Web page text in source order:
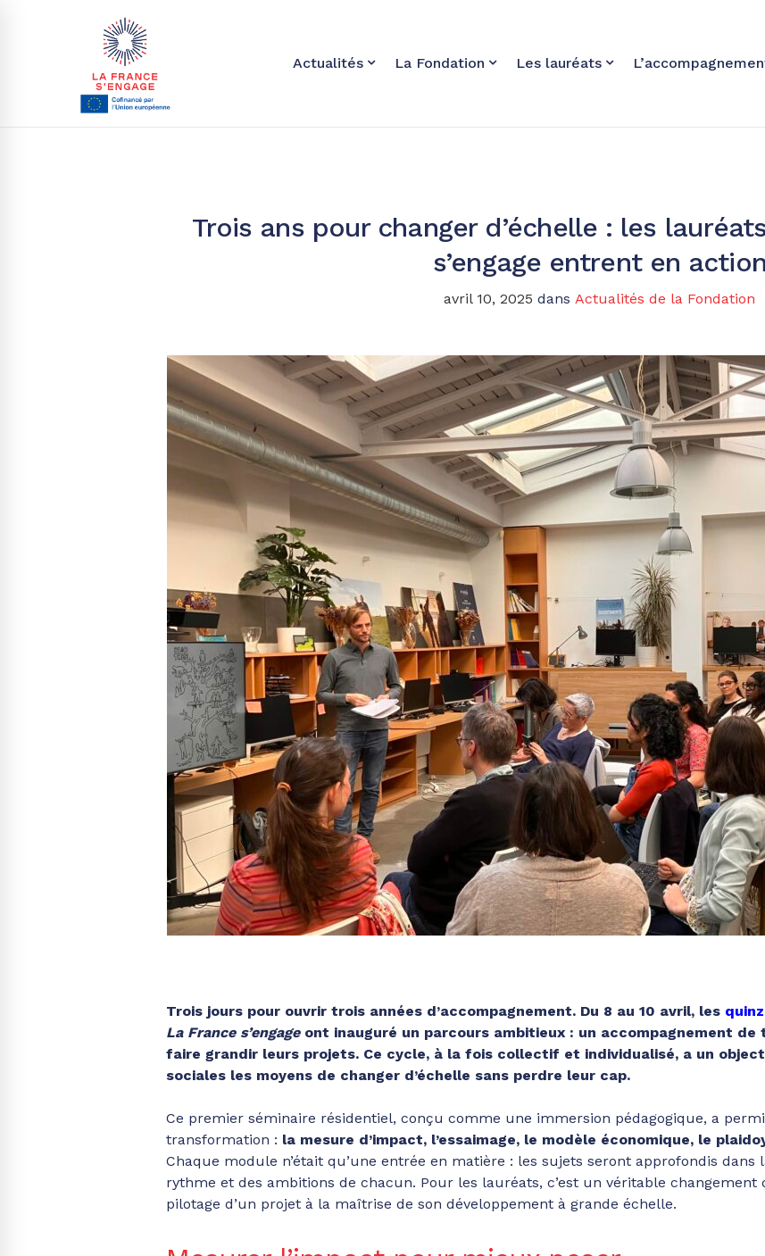
Actualités La Fondation Les lauréats
Trois ans pour changer d’échelle : les
s’engage entrent en action
avril 10, 2025 dans Actualités de la Fondation
Trois jours pour ouvrir trois années d’accompagnement. Du 8 au 10 avril, les
La France s’engageont inauguré un parcours ambitieux : un accompagnement
faire grandir leurs projets. Ce cycle, à la fois collectif et individualisé, a un
sociales les moyens de changer d’échelle sans perdre leur cap.
Ce premier séminaire résidentiel, conçu comme une immersion pédagogique, a
transformation : la mesure d’impact, l’essaimage, le modèle économique, le
Chaque module n’était qu’une entrée en matière : les sujets seront approfondis dans
rythme et des ambitions de chacun. Pour les lauréats, c’est un véritable changement
pilotage d’un projet à la maîtrise de son développement à grande échelle.